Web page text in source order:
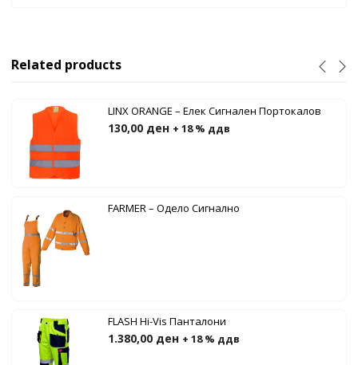
Related products
LINX ORANGE – Елек Сигнален Портокалов
130,00 ден + 18 % ддв
FARMER – Одело Сигнално
FLASH Hi-Vis Панталони
1.380,00 ден + 18 % ддв